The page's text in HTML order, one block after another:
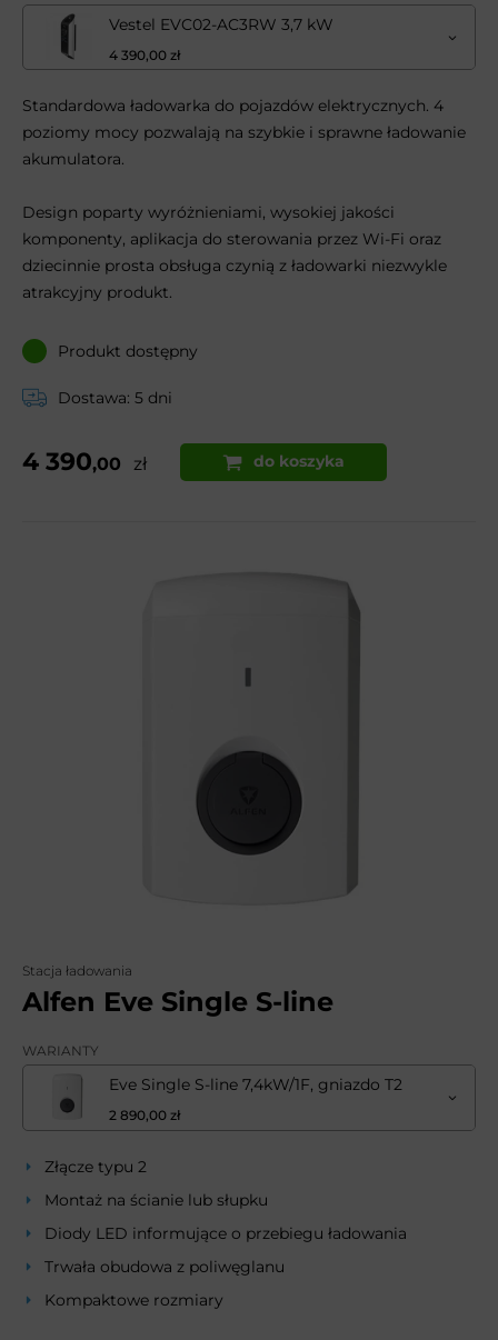
Vestel EVC02-AC3RW 3,7 kW
4 390,00 zł
Standardowa ładowarka do pojazdów elektrycznych. 4
poziomy mocy pozwalają na szybkie i sprawne ładowanie
akumulatora.
Design poparty wyróżnieniami, wysokiej jakości
komponenty, aplikacja do sterowania przez Wi-Fi oraz
dziecinnie prosta obsługa czynią z ładowarki niezwykle
atrakcyjny produkt.
Produkt dostępny
Dostawa: 5 dni
4 390,00 zł do koszyka
Stacja ładowania
Alfen Eve Single S-line
WARIANTY
Eve Single S-line 7,4kW/1F, gniazdo T2
2 890,00 zł
Złącze typu 2
Montaż na ścianie lub słupku
Diody LED informujące o przebiegu ładowania
Trwała obudowa z poliwęglanu
Kompaktowe rozmiary